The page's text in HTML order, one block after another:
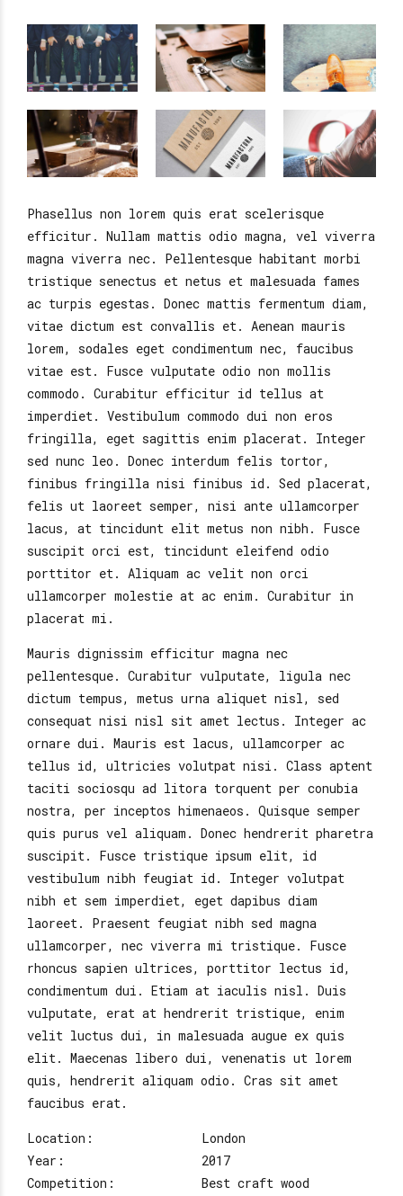
Phasellus non lorem quis erat scelerisque
efficitur. Nullam mattis odio magna, vel viverra
magna viverra nec. Pellentesque habitant morbi
tristique senectus et netus et malesuada fames
ac turpis egestas. Donec mattis fermentum diam,
vitae dictum est convallis et. Aenean mauris
lorem, sodales eget condimentum nec, faucibus
vitae est. Fusce vulputate odio non mollis
commodo. Curabitur efficitur id tellus at
imperdiet. Vestibulum commodo dui non eros
fringilla, eget sagittis enim placerat. Integer
sed nunc leo. Donec interdum felis tortor,
finibus fringilla nisi finibus id. Sed placerat,
felis ut laoreet semper, nisi ante ullamcorper
lacus, at tincidunt elit metus non nibh. Fusce
suscipit orci est, tincidunt eleifend odio
porttitor et. Aliquam ac velit non orci
ullamcorper molestie at ac enim. Curabitur in
placerat mi.
Mauris dignissim efficitur magna nec
pellentesque. Curabitur vulputate, ligula nec
dictum tempus, metus urna aliquet nisl, sed
consequat nisi nisl sit amet lectus. Integer ac
ornare dui. Mauris est lacus, ullamcorper ac
tellus id, ultricies volutpat nisi. Class aptent
taciti sociosqu ad litora torquent per conubia
nostra, per inceptos himenaeos. Quisque semper
quis purus vel aliquam. Donec hendrerit pharetra
suscipit. Fusce tristique ipsum elit, id
vestibulum nibh feugiat id. Integer volutpat
nibh et sem imperdiet, eget dapibus diam
laoreet. Praesent feugiat nibh sed magna
ullamcorper, nec viverra mi tristique. Fusce
rhoncus sapien ultrices, porttitor lectus id,
condimentum dui. Etiam at iaculis nisl. Duis
vulputate, erat at hendrerit tristique, enim
velit luctus dui, in malesuada augue ex quis
elit. Maecenas libero dui, venenatis ut lorem
quis, hendrerit aliquam odio. Cras sit amet
faucibus erat.
Location:
London
Year:
2017
Competition:
Best craft wood